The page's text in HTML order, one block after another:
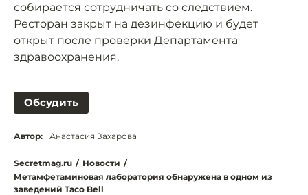
собирается сотрудничать со следствием.
Ресторан закрыт на дезинфекцию и будет
открыт после проверки Департамента
здравоохранения.
Обсудить
Автор: Анастасия Захарова
Secretmag.ru / Новости /
Метамфетаминовая лаборатория обнаружена в одном из
заведений Taco Bell